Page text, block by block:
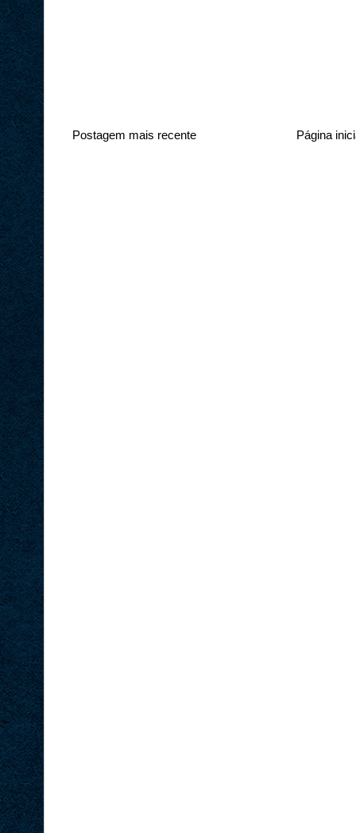
Postagem mais recente Página